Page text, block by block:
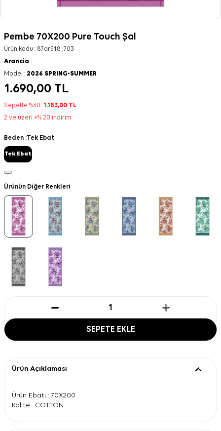
Pembe 70X200 Pure Touch Şal
Ürün Kodu : 87ar518_703
Arancia
Model : 2026 SPRING-SUMMER
1.690,00 TL
Sepette %30 1.183,00 TL
2 ve üzeri +% 20 indirim
Beden :Tek Ebat
Tek Ebat
Ürünün Diğer Renkleri
SEPETE EKLE
Ürün Açıklaması
Ürün Ebatı : 70X200
Kalite : COTTON